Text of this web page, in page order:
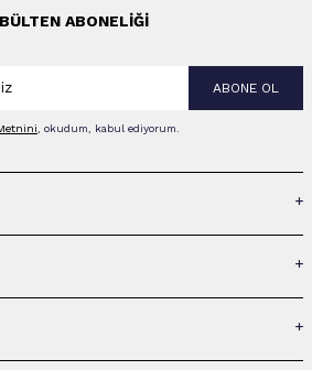
ABONELIĞI
ABONE OL
, okudum, kabul ediyorum.